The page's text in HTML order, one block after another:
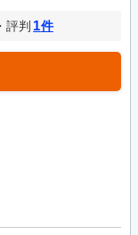
評判 1件